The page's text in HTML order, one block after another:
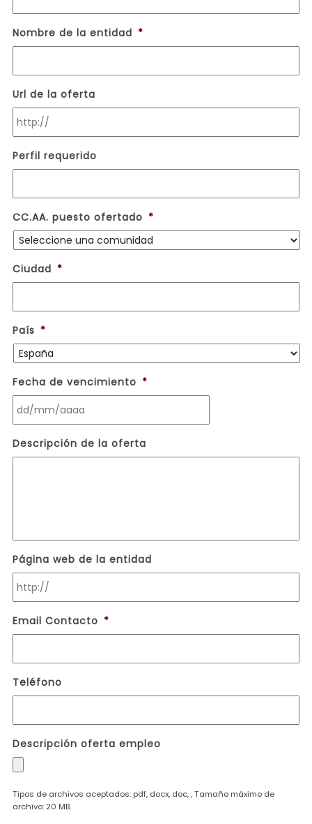
Nombre de la entidad *
Url de la oferta
Perfil requerido
CC.AA. puesto ofertado *
Ciudad *
País *
Fecha de vencimiento *
barra
Descripción de la oferta
Página web de la entidad
Email Contacto *
Teléfono
Descripción oferta empleo
Tipos de archivos aceptados: pdf, docx, doc, , Tamaño máximo de
archivo: 20 MB.